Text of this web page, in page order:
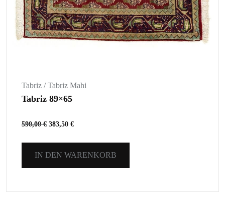
Tabriz / Tabriz Mahi
Tabriz 89×65
590,00€ 383,50 €
IN DEN WARENKORB